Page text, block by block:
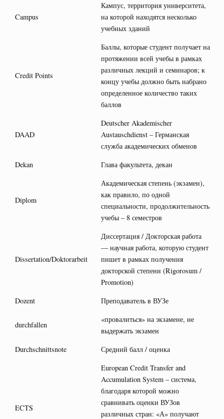
Campus
Кампус, территория университета,
на которой находятся несколько
учебных зданий
Credit Points
Баллы, которые студент получает на
протяжении всей учебы в рамках
различных лекций и семинаров; к
концу учебы должно быть набрано
определенное количество таких
баллов
DAAD
Deutscher Akademischer
Austauschdienst – Германская
служба академических обменов
Dekan
Глава факультета, декан
Diplom
Академическая степень (экзамен),
как правило, по одной
специальности, продолжительность
учебы – 8 семестров
Dissertation/Doktorarbeit
Диссертация / Докторская работа
— научная работа, которую студент
пишет в рамках получения
докторской степени (Rigorosum /
Promotion)
Dozent
Преподаватель в ВУЗе
durchfallen
«провалиться» на экзамене, не
выдержать экзамен
Durchschnittsnote
Средний балл / оценка
ECTS
European Credit Transfer and
Accumulation System – система,
благодаря которой можно
сравнивать оценки ВУЗов
различных стран: «А» получают